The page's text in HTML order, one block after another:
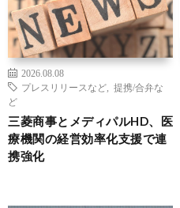
2026.08.08
プレスリリースなど
提携/合弁な
ど
三菱商事とメディパルHD、医
療機関の経営効率化支援で連
携強化